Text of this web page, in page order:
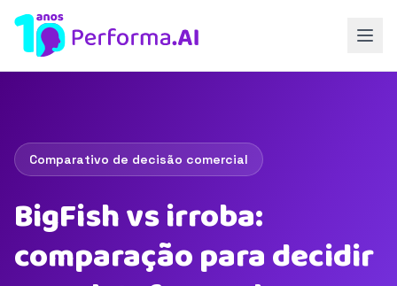
Comparativo de decisão comercial
BigFish vs irroba:
comparação para decidir